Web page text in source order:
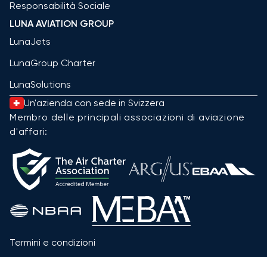
Responsabilità Sociale
LUNA AVIATION GROUP
LunaJets
LunaGroup Charter
LunaSolutions
Un'azienda con sede in Svizzera
Membro delle principali associazioni di aviazione
d'affari:
Termini e condizioni